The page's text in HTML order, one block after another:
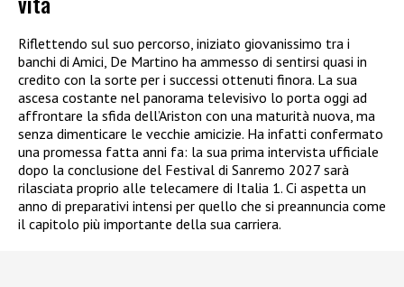
Riflettendo sul suo percorso, iniziato giovanissimo tra i
banchi di Amici, De Martino ha ammesso di sentirsi quasi in
credito con la sorte per i successi ottenuti finora. La sua
ascesa costante nel panorama televisivo lo porta oggi ad
affrontare la sfida dell’Ariston con una maturità nuova, ma
senza dimenticare le vecchie amicizie. Ha infatti confermato
una promessa fatta anni fa: la sua prima intervista ufficiale
dopo la conclusione del Festival di Sanremo 2027 sarà
rilasciata proprio alle telecamere di Italia 1. Ci aspetta un
anno di preparativi intensi per quello che si preannuncia come
il capitolo più importante della sua carriera.